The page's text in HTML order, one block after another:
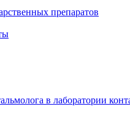
препаратов
в лаборатории